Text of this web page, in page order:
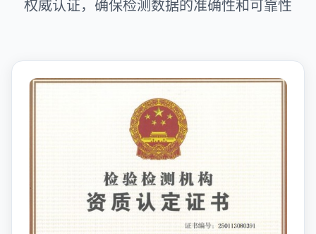
权威认证，确保检测数据的准确性和可靠性